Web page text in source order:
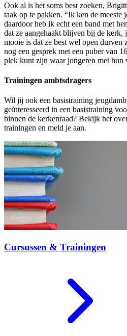
Ook al is het soms best zoeken,
taak op te pakken. “Ik ken de meeste
daardoor heb ik echt een band met
dat ze aangehaakt blijven bij de
mooie is dat ze best wel open
nog een gesprek met een puber van
plek kunt zijn waar jongeren met hun
Trainingen ambtsdragers
Wil jij ook een basistraining
geïnteresseerd in een basistraining
binnen de kerkenraad? Bekijk het
trainingen en meld je aan.
Cursussen & Trainingen